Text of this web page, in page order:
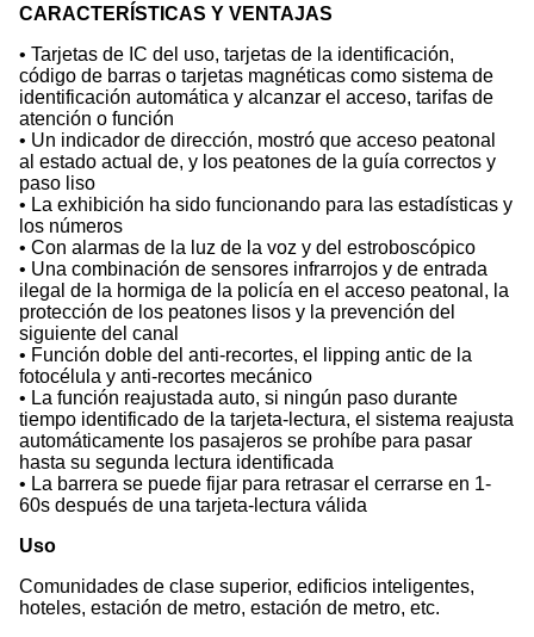
CARACTERÍSTICAS Y VENTAJAS
• Tarjetas de IC del uso, tarjetas de la identificación,
código de barras o tarjetas magnéticas como sistema de
identificación automática y alcanzar el acceso, tarifas de
atención o función
• Un indicador de dirección, mostró que acceso peatonal
al estado actual de, y los peatones de la guía correctos y
paso liso
• La exhibición ha sido funcionando para las estadísticas y
los números
• Con alarmas de la luz de la voz y del estroboscópico
• Una combinación de sensores infrarrojos y de entrada
ilegal de la hormiga de la policía en el acceso peatonal, la
protección de los peatones lisos y la prevención del
siguiente del canal
• Función doble del anti-recortes, el lipping antic de la
fotocélula y anti-recortes mecánico
• La función reajustada auto, si ningún paso durante
tiempo identificado de la tarjeta-lectura, el sistema reajusta
automáticamente los pasajeros se prohíbe para pasar
hasta su segunda lectura identificada
• La barrera se puede fijar para retrasar el cerrarse en 1-
60s después de una tarjeta-lectura válida
Uso
Comunidades de clase superior, edificios inteligentes,
hoteles, estación de metro, estación de metro, etc.